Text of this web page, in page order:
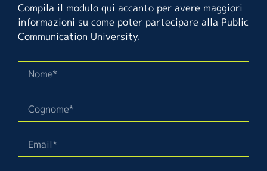
Compila il modulo qui accanto per avere maggiori
informazioni su come poter partecipare alla Public
Communication University.